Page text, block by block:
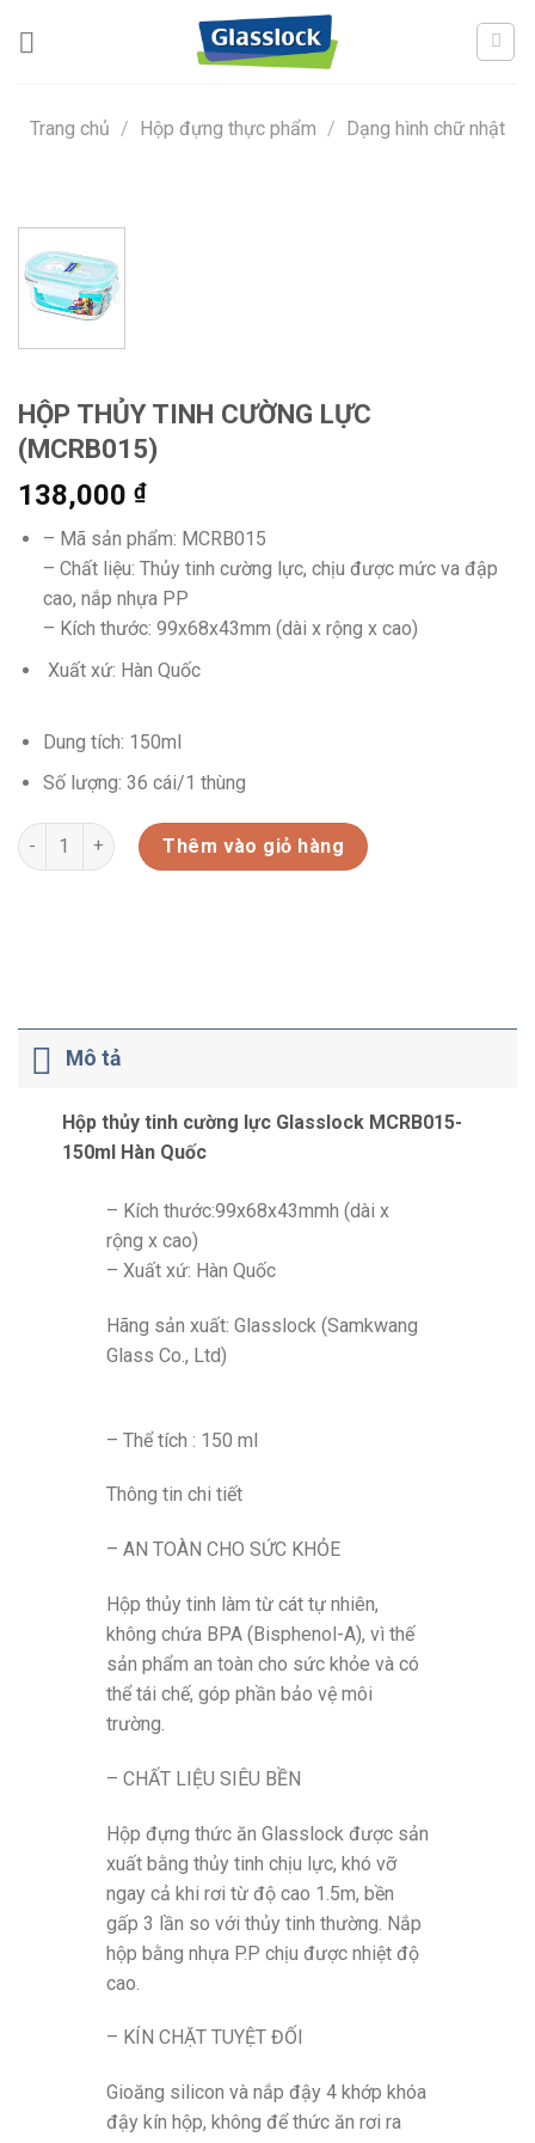
Trang chủ / Hộp đựng thực phẩm / Dạng hình chữ nhật
HỘP THỦY TINH CƯỜNG LỰC
(MCRB015)
138,000 ₫
– Mã sản phẩm: MCRB015
– Chất liệu: Thủy tinh cường lực, chịu được mức va đập
cao, nắp nhựa PP
– Kích thước: 99x68x43mm (dài x rộng x cao)
Xuất xứ: Hàn Quốc
Dung tích: 150ml
Số lượng: 36 cái/1 thùng
HỘP THỦY TINH CƯỜNG LỰC (MCRB015) số lượng
Thêm vào giỏ hàng
Mô tả
Hộp thủy tinh cường lực Glasslock MCRB015-
150ml Hàn Quốc
– Kích thước:99x68x43mmh (dài x
rộng x cao)
– Xuất xứ: Hàn Quốc
Hãng sản xuất: Glasslock (Samkwang
Glass Co., Ltd)
– Thể tích : 150 ml
Thông tin chi tiết
– AN TOÀN CHO SỨC KHỎE
Hộp thủy tinh làm từ cát tự nhiên,
không chứa BPA (Bisphenol-A), vì thế
sản phẩm an toàn cho sức khỏe và có
thể tái chế, góp phần bảo vệ môi
trường.
– CHẤT LIỆU SIÊU BỀN
Hộp đựng thức ăn Glasslock được sản
xuất bằng thủy tinh chịu lực, khó vỡ
ngay cả khi rơi từ độ cao 1.5m, bền
gấp 3 lần so với thủy tinh thường. Nắp
hộp bằng nhựa P.P chịu được nhiệt độ
cao.
– KÍN CHẶT TUYỆT ĐỐI
Gioăng silicon và nắp đậy 4 khớp khóa
đậy kín hộp, không để thức ăn rơi ra